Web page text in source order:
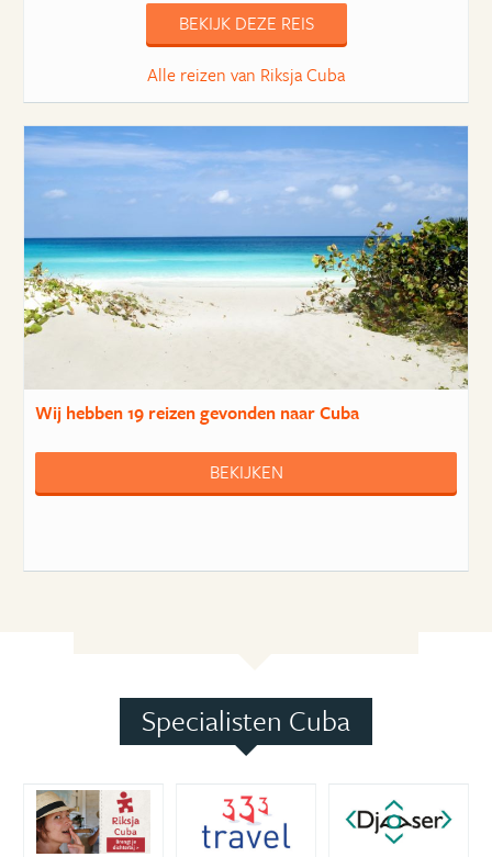
BEKIJK DEZE REIS
Alle reizen van Riksja Cuba
Wij hebben19 reizengevonden naar Cuba
BEKIJKEN
Specialisten Cuba